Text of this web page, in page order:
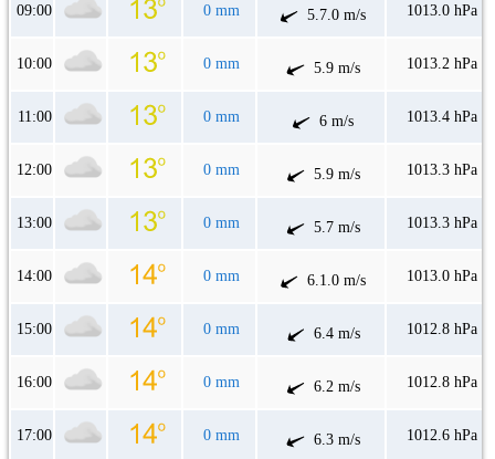
09:00 0 mm 5.7.0 m/s 1013.0 hPa
10:00 0 mm 5.9 m/s 1013.2 hPa
11:00 0 mm 6 m/s 1013.4 hPa
12:00 0 mm 5.9 m/s 1013.3 hPa
13:00 0 mm 5.7 m/s 1013.3 hPa
14:00 0 mm 6.1.0 m/s 1013.0 hPa
15:00 0 mm 6.4 m/s 1012.8 hPa
16:00 0 mm 6.2 m/s 1012.8 hPa
17:00 0 mm 6.3 m/s 1012.6 hPa